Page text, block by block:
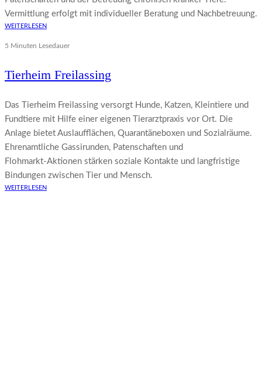
Vermittlung erfolgt mit individueller Beratung und Nachbetreuung.
WEITERLESEN
5 Minuten Lesedauer
Tierheim Freilassing
Das Tierheim Freilassing versorgt Hunde, Katzen, Kleintiere und
Fundtiere mit Hilfe einer eigenen Tierarztpraxis vor Ort. Die
Anlage bietet Auslaufflächen, Quarantäneboxen und Sozialräume.
Ehrenamtliche Gassirunden, Patenschaften und
Flohmarkt‑Aktionen stärken soziale Kontakte und langfristige
Bindungen zwischen Tier und Mensch.
WEITERLESEN